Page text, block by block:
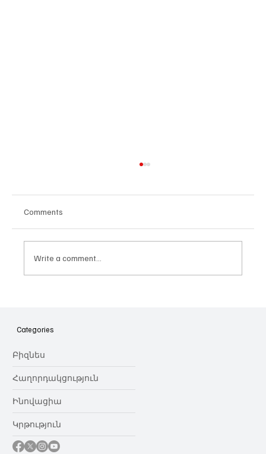
նվիրում որոշում
Comments
Write a comment...
Categories
Բիզնես
Հաղորդակցություն
Ինովացիա
Կրթություն